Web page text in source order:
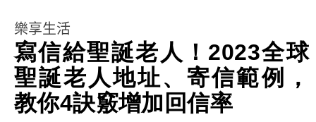
樂享生活
寫信給聖誕老人！2023全球
聖誕老人地址、寄信範例，
教你4訣竅增加回信率